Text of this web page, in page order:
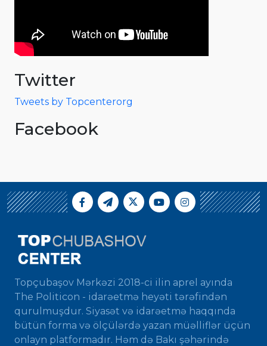
Twitter
Tweets by Topcenterorg
Facebook
Topçubaşov Mərkəzi 2018-ci ilin aprel ayında
The Politicon - idarəetmə heyəti tərəfindən
qurulmuşdur. Siyasət və idarəetmə haqqında
bütün forma və ölçülərdə yazan müəlliflər üçün
onlayn platformadır. Həm də Bakı şəhərində